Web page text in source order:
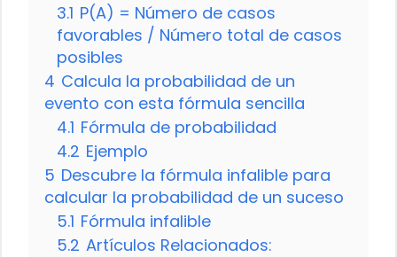
3.1 P(A) = Número de casos
favorables / Número total de casos
posibles
4 Calcula la probabilidad de un
evento con esta fórmula sencilla
4.1 Fórmula de probabilidad
4.2 Ejemplo
5 Descubre la fórmula infalible para
calcular la probabilidad de un suceso
5.1 Fórmula infalible
5.2 Artículos Relacionados: